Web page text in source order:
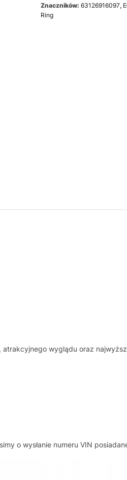
Znaczników: 63126916097,
Ring
wyglądu oraz
o wysłanie numeru VIN